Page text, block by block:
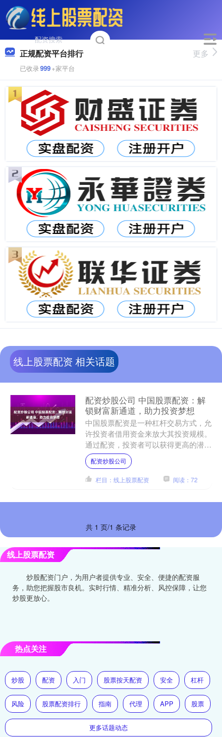
正规配资平台排行
已收录999+家平台
更多
线上股票配资 相关话题
配资炒股公司 中国股票配资：解
锁财富新通道，助力投资梦想
中国股票配资是一种杠杆交易方式，允
许投资者借用资金来放大其投资规模。
通过配资，投资者可以获得更高的潜在
收益，但同时也要承担更大的风险。 *
**放大收益：**配....
配资炒股公司
栏目：线上股票配资 阅读：72
共 1 页/1 条记录
线上股票配资
炒股配资门户，为用户者提供专业、安全、便捷的配资服
务，助您把握股市良机。实时行情、精准分析、风控保障，让您
炒股更放心。
热点关注
炒股 配资 入门 股票按天配资 安全 杠杆
风险 股票配资排行 指南 代理 APP 股票
更多话题动态